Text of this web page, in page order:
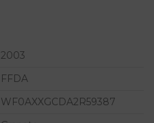
2003
FFDA
WF0AXXGCDA2R59387